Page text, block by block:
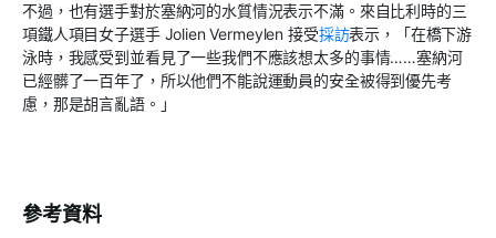
不過，也有選手對於塞納河的水質情況表示不滿。來自比利時的三
項鐵人項目女子選手Jolien Vermeylen 接受採訪表示，「在橋下游
泳時，我感受到並看見了一些我們不應該想太多的事情……塞納河
已經髒了一百年了，所以他們不能說運動員的安全被得到優先考
慮，那是胡言亂語。」
參考資料